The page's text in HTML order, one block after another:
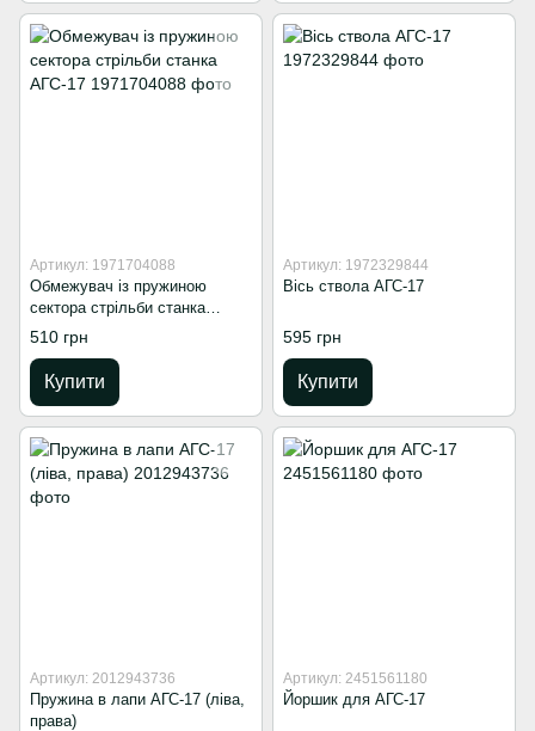
Артикул: 1971704088
Обмежувач із пружиною
сектора стрільби станка
АГС-17
510 грн
Купити
Артикул: 1972329844
Вісь ствола АГС-17
595 грн
Купити
Артикул: 2012943736
Пружина в лапи АГС-17 (ліва,
права)
Артикул: 2451561180
Йоршик для АГС-17